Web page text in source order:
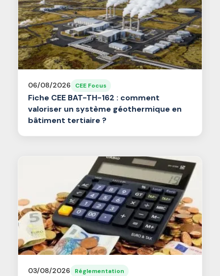
06/08/2026 CEE Focus
Fiche CEE BAT-TH-162 : comment
valoriser un système géothermique en
bâtiment tertiaire ?
03/08/2026 Réglementation